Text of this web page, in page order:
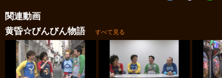
関連動画
黄昏☆びんびん物語
すべて見る